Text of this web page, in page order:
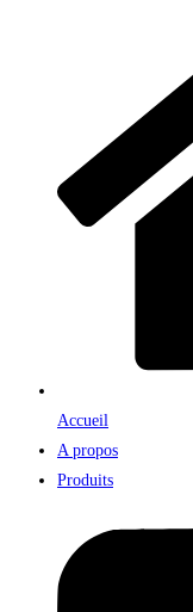
Accueil
A propos
Produits